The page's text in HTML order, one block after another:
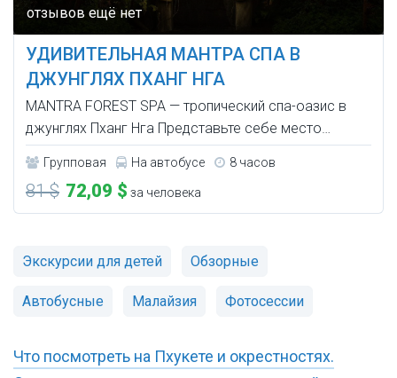
УДИВИТЕЛЬНАЯ МАНТРА СПА В
ДЖУНГЛЯХ ПХАНГ НГА
MANTRA FOREST SPA — тропический спа-оазис в
джунглях Пханг Нга Представьте себе место…
Групповая На автобусе 8 часов
81 $ 72,09 $ за человека
Экскурсии для детей Обзорные
Автобусные Малайзия Фотосессии
Что посмотреть на Пхукете и окрестностях.